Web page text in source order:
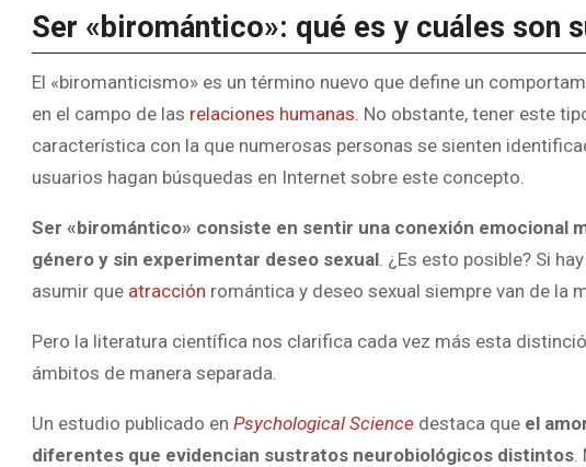
Ser «biromántico»: qué es y cuáles son
El «biromanticismo» es un término nuevo que define un
en el campo de las relaciones humanas . No obstante, tener este
característica con la que numerosas personas se sienten
usuarios hagan búsquedas en Internet sobre este concepto.
Ser «biromántico» consiste en sentir una conexión emocional
género y sin experimentar deseo sexual . ¿Es esto posible? Si
asumir que atracción romántica y deseo sexual siempre van de la
Pero la literatura científica nos clarifica cada vez más esta
ámbitos de manera separada.
Un estudio publicado en Psychological Science destaca que el
diferentes que evidencian sustratos neurobiológicos distintos